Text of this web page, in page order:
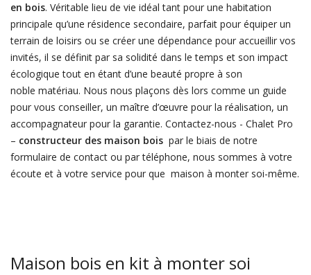
en bois. Véritable lieu de vie idéal tant pour une habitation
principale qu’une résidence secondaire, parfait pour équiper un
terrain de loisirs ou se créer une dépendance pour accueillir vos
invités, il se définit par sa solidité dans le temps et son impact
écologique tout en étant d’une beauté propre à son
noble matériau. Nous nous plaçons dès lors comme un guide
pour vous conseiller, un maître d’œuvre pour la réalisation, un
accompagnateur pour la garantie. Contactez-nous - Chalet Pro
– constructeur des maison boispar le biais de notre
formulaire de contact ou par téléphone, nous sommes à votre
écoute et à votre service pour que maison à monter soi-même.
Maison bois en kit à monter soi